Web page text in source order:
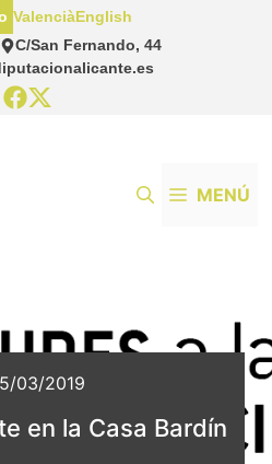
C/San Fernando, 44
ValenciàEnglish
MENÚ
03/2019
en la Casa Bardín